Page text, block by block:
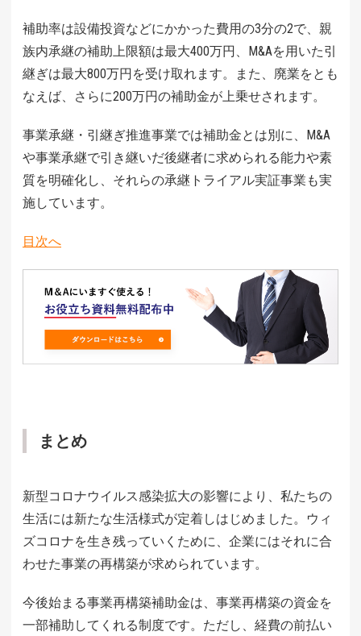
補助率は設備投資などにかかった費用の3分の2で、親
族内承継の補助上限額は最大400万円、M&Aを用いた引
継ぎは最大800万円を受け取れます。また、廃業をとも
なえば、さらに200万円の補助金が上乗せされます。
事業承継・引継ぎ推進事業では補助金とは別に、M&A
や事業承継で引き継いだ後継者に求められる能力や素
質を明確化し、それらの承継トライアル実証事業も実
施しています。
目次へ
まとめ
新型コロナウイルス感染拡大の影響により、私たちの
生活には新たな生活様式が定着しはじめました。ウィ
ズコロナを生き残っていくために、企業にはそれに合
わせた事業の再構築が求められています。
今後始まる事業再構築補助金は、事業再構築の資金を
一部補助してくれる制度です。ただし、経費の前払い